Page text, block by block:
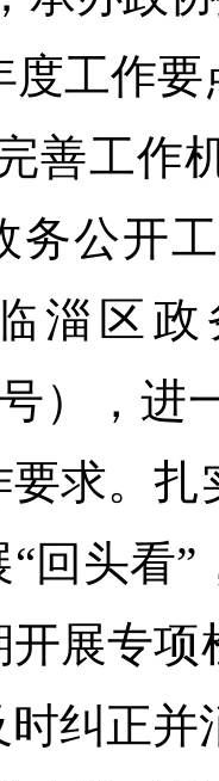
度工作要
工作
务公开
淄区 政
）， 进
求。
回头看
开展专项
纠正并